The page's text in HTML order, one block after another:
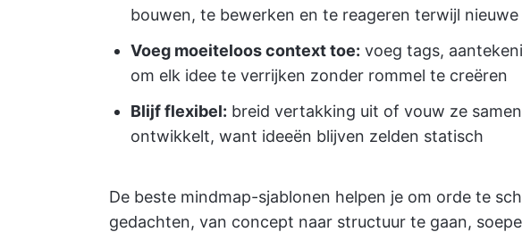
bouwen, te bewerken en te reageren terwijl
Voeg moeiteloos context toe: voeg tags,
om elk idee te verrijken zonder rommel te creëren
Blijf flexibel: breid vertakking uit of vouw ze
ontwikkelt, want ideeën blijven zelden statisch
De beste mindmap-sjablonen helpen je om orde te
gedachten, van concept naar structuur te gaan,